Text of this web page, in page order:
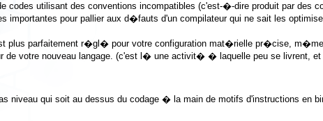
codes utilisant des conventions incompatibles (c'est-�-dire produit par
pour pallier aux d�fauts d'un compilateur qui ne sait les
parfaitement r�gl� pour votre configuration mat�rielle pr�cise, m�me
de votre nouveau langage. (c'est l� une activit� � laquelle peu se livrent, et
niveau qui soit au dessus du codage � la main de motifs d'instructions en